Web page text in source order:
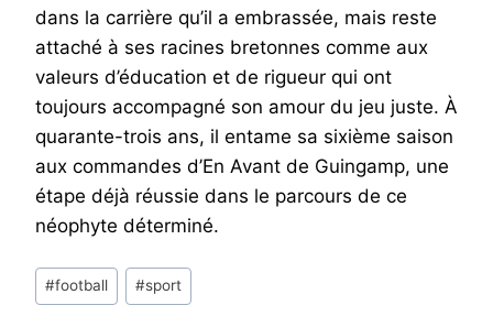
dans la carrière qu’il a embrassée, mais reste
attaché à ses racines bretonnes comme aux
valeurs d’éducation et de rigueur qui ont
toujours accompagné son amour du jeu juste. À
quarante-trois ans, il entame sa sixième saison
aux commandes d’En Avant de Guingamp, une
étape déjà réussie dans le parcours de ce
néophyte déterminé.
Post
Tags:
#football #sport